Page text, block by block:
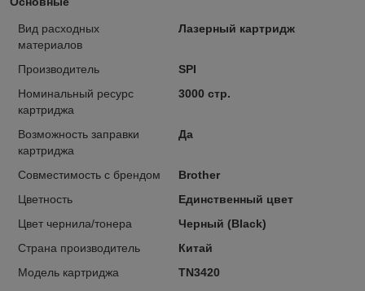
Вид расходных
материалов
Лазерный картридж
Производитель
SPI
Номинальный ресурс
картриджа
3000 стр.
Возможность заправки
картриджа
Да
Совместимость с брендом
Brother
Цветность
Единственный цвет
Цвет чернила/тонера
Черный (Black)
Страна производитель
Китай
Модель картриджа
TN3420